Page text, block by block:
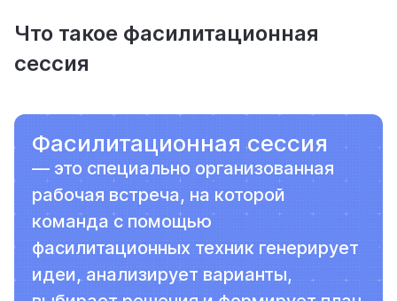
Что такое фасилитационная
сессия
Фасилитационная сессия
— это специально организованная
рабочая встреча, на которой
команда с помощью
фасилитационных техник генерирует
идеи, анализирует варианты,